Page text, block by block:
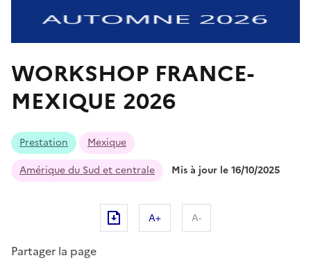
WORKSHOP FRANCE-
MEXIQUE 2026
Prestation
Mexique
Amérique du Sud et centrale
Mis à jour le 16/10/2025
A+ A-
Partager la page